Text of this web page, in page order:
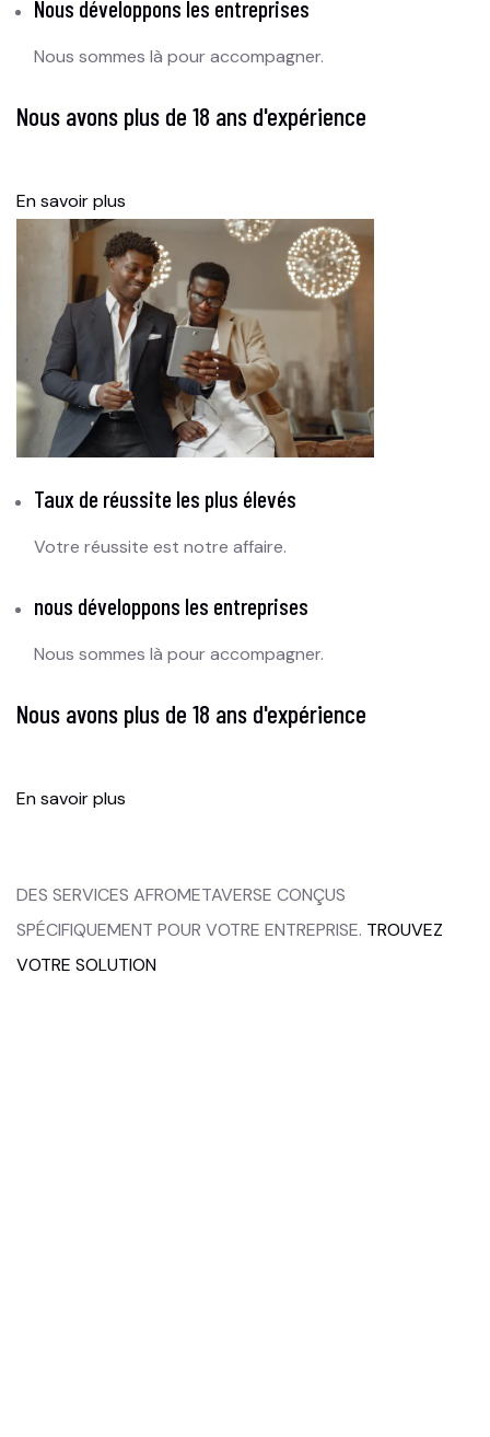
Nous développons les entreprises
Nous sommes là pour accompagner.
Nous avons plus de 18 ans d'expérience
En savoir plus
Taux de réussite les plus élevés
Votre réussite est notre affaire.
nous développons les entreprises
Nous sommes là pour accompagner.
Nous avons plus de 18 ans d'expérience
En savoir plus
DES SERVICES AFROMETAVERSE CONÇUS
SPÉCIFIQUEMENT POUR VOTRE ENTREPRISE. TROUVEZ
VOTRE SOLUTION